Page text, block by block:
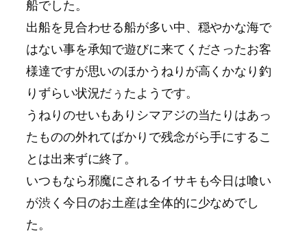
船でした。
出船を見合わせる船が多い中、穏やかな海で
はない事を承知で遊びに来てくださったお客
様達ですが思いのほかうねりが高くかなり釣
りずらい状況だぅたようです。
うねりのせいもありシマアジの当たりはあっ
たものの外れてばかりで残念がら手にするこ
とは出来ずに終了。
いつもなら邪魔にされるイサキも今日は喰い
が渋く今日のお土産は全体的に少なめでし
た。